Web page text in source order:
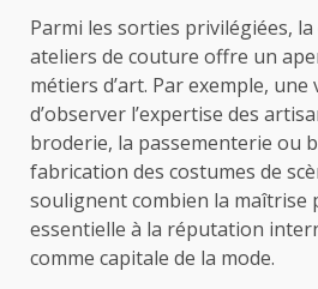
Parmi les sorties privilégiées,
ateliers de couture offre un
métiers d’art. Par exemple,
d’observer l’expertise des
broderie, la passementerie ou
fabrication des costumes de
soulignent combien la maîtrise
essentielle à la réputation
comme capitale de la mode.